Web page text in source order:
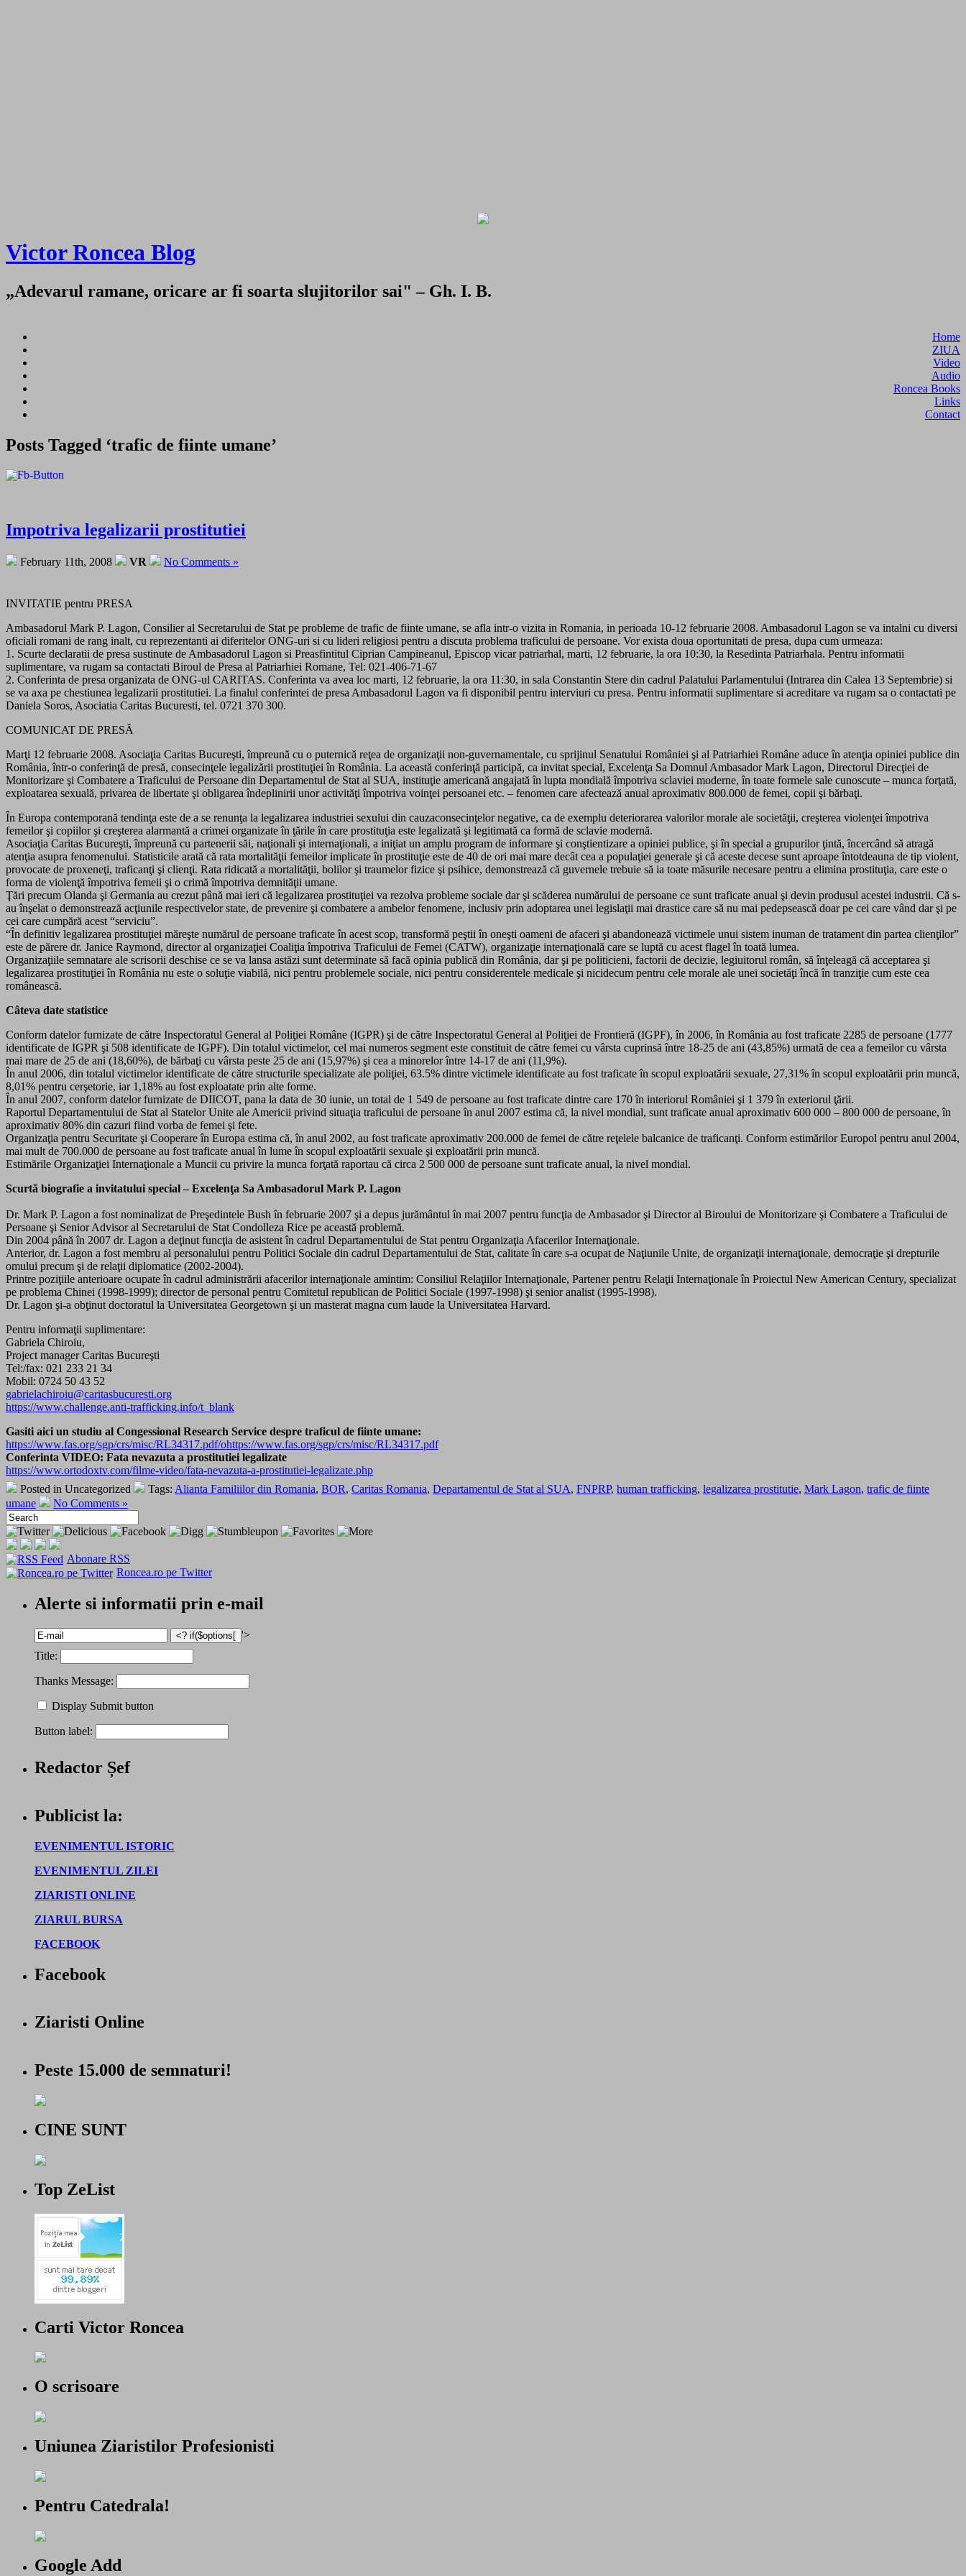
Victor Roncea Blog
„Adevarul ramane, oricare ar fi soarta slujitorilor sai" – Gh. I. B.
Home
ZIUA
Video
Audio
Roncea Books
Links
Contact
Posts Tagged ‘trafic de fiinte umane’
Impotriva legalizarii prostitutiei
February 11th, 2008 VR No Comments »
INVITATIE pentru PRESA
Ambasadorul Mark P. Lagon, Consilier al Secretarului de Stat pe probleme de trafic de fiinte umane, se afla intr-o vizita in Romania, in perioada 10-12 februarie 2008. Ambasadorul Lagon se va intalni cu diversi
oficiali romani de rang inalt, cu reprezentanti ai diferitelor ONG-uri si cu lideri religiosi pentru a discuta problema traficului de persoane. Vor exista doua oportunitati de presa, dupa cum urmeaza:
1. Scurte declaratii de presa sustinute de Ambasadorul Lagon si Preasfintitul Ciprian Campineanul, Episcop vicar patriarhal, marti, 12 februarie, la ora 10:30, la Resedinta Patriarhala. Pentru informatii
suplimentare, va rugam sa contactati Biroul de Presa al Patriarhiei Romane, Tel: 021-406-71-67
2. Conferinta de presa organizata de ONG-ul CARITAS. Conferinta va avea loc marti, 12 februarie, la ora 11:30, in sala Constantin Stere din cadrul Palatului Parlamentului (Intrarea din Calea 13 Septembrie) si
se va axa pe chestiunea legalizarii prostitutiei. La finalul conferintei de presa Ambasadorul Lagon va fi disponibil pentru interviuri cu presa. Pentru informatii suplimentare si acreditare va rugam sa o contactati pe
Daniela Soros, Asociatia Caritas Bucuresti, tel. 0721 370 300.
COMUNICAT DE PRESĂ
Marţi 12 februarie 2008. Asociaţia Caritas Bucureşti, împreună cu o puternică reţea de organizaţii non-guvernamentale, cu sprijinul Senatului României şi al Patriarhiei Române aduce în atenţia opiniei publice din
România, într-o conferinţă de presă, consecinţele legalizării prostituţiei în România. La această conferinţă participă, ca invitat special, Excelenţa Sa Domnul Ambasador Mark Lagon, Directorul Direcţiei de
Monitorizare şi Combatere a Traficului de Persoane din Departamentul de Stat al SUA, instituţie americană angajată în lupta mondială împotriva sclaviei moderne, în toate formele sale cunoscute – munca forţată,
exploatarea sexuală, privarea de libertate şi obligarea îndeplinirii unor activităţi împotriva voinţei persoanei etc. – fenomen care afectează anual aproximativ 800.000 de femei, copii şi bărbaţi.
În Europa contemporană tendinţa este de a se renunţa la legalizarea industriei sexului din cauzaconsecinţelor negative, ca de exemplu deteriorarea valorilor morale ale societăţii, creşterea violenţei împotriva
femeilor şi copiilor şi creşterea alarmantă a crimei organizate în ţările în care prostituţia este legalizată şi legitimată ca formă de sclavie modernă.
Asociaţia Caritas Bucureşti, împreună cu partenerii săi, naţionali şi internaţionali, a iniţiat un amplu program de informare şi conştientizare a opiniei publice, şi în special a grupurilor ţintă, încercând să atragă
atenţia asupra fenomenului. Statisticile arată că rata mortalităţii femeilor implicate în prostituţie este de 40 de ori mai mare decât cea a populaţiei generale şi că aceste decese sunt aproape întotdeauna de tip violent,
provocate de proxeneţi, traficanţi şi clienţi. Rata ridicată a mortalităţii, bolilor şi traumelor fizice şi psihice, demonstrează că guvernele trebuie să ia toate măsurile necesare pentru a elimina prostituţia, care este o
forma de violenţă împotriva femeii şi o crimă împotriva demnităţii umane.
Ţări precum Olanda şi Germania au crezut până mai ieri că legalizarea prostituţiei va rezolva probleme sociale dar şi scăderea numărului de persoane ce sunt traficate anual şi devin produsul acestei industrii. Că s-
au înşelat o demonstrează acţiunile respectivelor state, de prevenire şi combatere a ambelor fenomene, inclusiv prin adoptarea unei legislaţii mai drastice care să nu mai pedepsească doar pe cei care vând dar şi pe
cei care cumpără acest “serviciu”.
“În definitiv legalizarea prostituţiei măreşte numărul de persoane traficate în acest scop, transformă peştii în oneşti oameni de afaceri şi abandonează victimele unui sistem inuman de tratament din partea clienţilor”
este de părere dr. Janice Raymond, director al organizaţiei Coaliţia împotriva Traficului de Femei (CATW), organizaţie internaţională care se luptă cu acest flagel în toată lumea.
Organizaţiile semnatare ale scrisorii deschise ce se va lansa astăzi sunt determinate să facă opinia publică din România, dar şi pe politicieni, factorii de decizie, legiuitorul român, să înţeleagă că acceptarea şi
legalizarea prostituţiei în România nu este o soluţie viabilă, nici pentru problemele sociale, nici pentru considerentele medicale şi nicidecum pentru cele morale ale unei societăţi încă în tranziţie cum este cea
românească.
Câteva date statistice
Conform datelor furnizate de către Inspectoratul General al Poliţiei Române (IGPR) şi de către Inspectoratul General al Poliţiei de Frontieră (IGPF), în 2006, în România au fost traficate 2285 de persoane (1777
identificate de IGPR şi 508 identificate de IGPF). Din totalul victimelor, cel mai numeros segment este constituit de către femei cu vârsta cuprinsă între 18-25 de ani (43,85%) urmată de cea a femeilor cu vârsta
mai mare de 25 de ani (18,60%), de bărbaţi cu vârsta peste 25 de ani (15,97%) şi cea a minorelor între 14-17 de ani (11,9%).
În anul 2006, din totalul victimelor identificate de către structurile specializate ale poliţiei, 63.5% dintre victimele identificate au fost traficate în scopul exploatării sexuale, 27,31% în scopul exploatării prin muncă,
8,01% pentru cerşetorie, iar 1,18% au fost exploatate prin alte forme.
În anul 2007, conform datelor furnizate de DIICOT, pana la data de 30 iunie, un total de 1 549 de persoane au fost traficate dintre care 170 în interiorul României şi 1 379 în exteriorul ţării.
Raportul Departamentului de Stat al Statelor Unite ale Americii privind situaţia traficului de persoane în anul 2007 estima că, la nivel mondial, sunt traficate anual aproximativ 600 000 – 800 000 de persoane, în
aproximativ 80% din cazuri fiind vorba de femei şi fete.
Organizaţia pentru Securitate şi Cooperare în Europa estima că, în anul 2002, au fost traficate aproximativ 200.000 de femei de către reţelele balcanice de traficanţi. Conform estimărilor Europol pentru anul 2004,
mai mult de 700.000 de persoane au fost traficate anual în lume în scopul exploatării sexuale şi exploatării prin muncă.
Estimările Organizaţiei Internaţionale a Muncii cu privire la munca forţată raportau că circa 2 500 000 de persoane sunt traficate anual, la nivel mondial.
Scurtă biografie a invitatului special – Excelenţa Sa Ambasadorul Mark P. Lagon
Dr. Mark P. Lagon a fost nominalizat de Preşedintele Bush în februarie 2007 şi a depus jurământul în mai 2007 pentru funcţia de Ambasador şi Director al Biroului de Monitorizare şi Combatere a Traficului de
Persoane şi Senior Advisor al Secretarului de Stat Condolleza Rice pe această problemă.
Din 2004 până în 2007 dr. Lagon a deţinut funcţia de asistent în cadrul Departamentului de Stat pentru Organizaţia Afacerilor Internaţionale.
Anterior, dr. Lagon a fost membru al personalului pentru Politici Sociale din cadrul Departamentului de Stat, calitate în care s-a ocupat de Naţiunile Unite, de organizaţii internaţionale, democraţie şi drepturile
omului precum şi de relaţii diplomatice (2002-2004).
Printre poziţiile anterioare ocupate în cadrul administrării afacerilor internaţionale amintim: Consiliul Relaţiilor Internaţionale, Partener pentru Relaţii Internaţionale în Proiectul New American Century, specializat
pe problema Chinei (1998-1999); director de personal pentru Comitetul republican de Politici Sociale (1997-1998) şi senior analist (1995-1998).
Dr. Lagon şi-a obţinut doctoratul la Universitatea Georgetown şi un masterat magna cum laude la Universitatea Harvard.
Pentru informaţii suplimentare:
Gabriela Chiroiu,
Project manager Caritas Bucureşti
Tel:/fax: 021 233 21 34
Mobil: 0724 50 43 52
gabrielachiroiu@caritasbucuresti.org
https://www.challenge.anti-trafficking.info/t_blank
Gasiti aici un studiu al Congessional Research Service despre traficul de fiinte umane:
https://www.fas.org/sgp/crs/misc/RL34317.pdf/ohttps://www.fas.org/sgp/crs/misc/RL34317.pdf
Conferinta VIDEO: Fata nevazuta a prostitutiei legalizate
https://www.ortodoxtv.com/filme-video/fata-nevazuta-a-prostitutiei-legalizate.php
Posted in Uncategorized
Tags: Alianta Familiilor din Romania, BOR, Caritas Romania, Departamentul de Stat al SUA, FNPRP, human trafficking, legalizarea prostitutie, Mark Lagon, trafic de fiinte
umane
No Comments »
Abonare RSS
Roncea.ro pe Twitter
Alerte si informatii prin e-mail
'>
Title:
Thanks Message:
Display Submit button
Button label:
Redactor Șef
Publicist la:
EVENIMENTUL ISTORIC
EVENIMENTUL ZILEI
ZIARISTI ONLINE
ZIARUL BURSA
FACEBOOK
Facebook
Ziaristi Online
Peste 15.000 de semnaturi!
CINE SUNT
Top ZeList
Carti Victor Roncea
O scrisoare
Uniunea Ziaristilor Profesionisti
Pentru Catedrala!
Google Add